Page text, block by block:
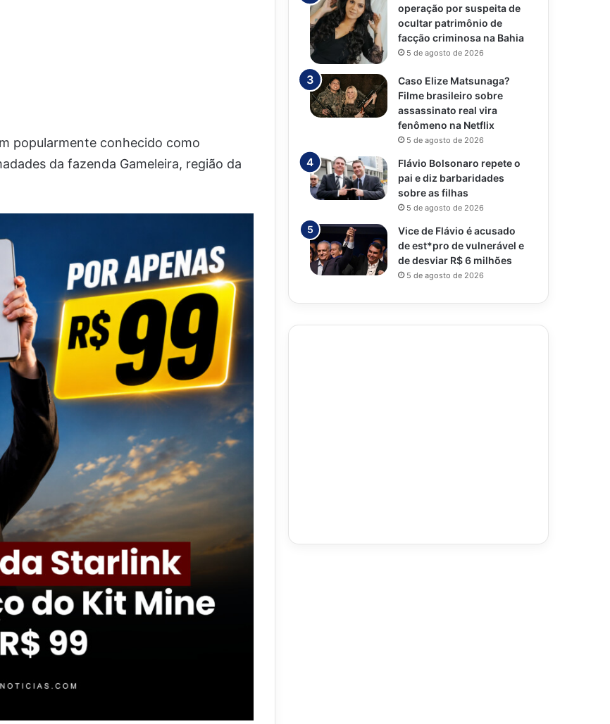
popularmente conhecido como
da fazenda Gameleira, região da
operação por suspeita de
ocultar patrimônio de
facção criminosa na Bahia
5 de agosto de 2026
Caso Elize Matsunaga?
Filme brasileiro sobre
assassinato real vira
fenômeno na Netflix
5 de agosto de 2026
Flávio Bolsonaro repete o
pai e diz barbaridades
sobre as filhas
5 de agosto de 2026
Vice de Flávio é acusado
de est*pro de vulnerável e
de desviar R$ 6 milhões
5 de agosto de 2026